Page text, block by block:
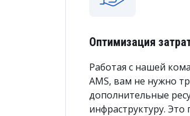
Оптимизация
Работая с нашей
AMS, вам не нужно
дополнительные
инфраструктуру. Это